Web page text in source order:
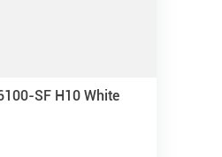
SF H10 White